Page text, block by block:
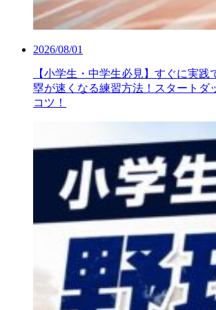
2026/08/01
【小学生・中学生必見】すぐに実践
塁が速くなる練習方法！スタートダ
コツ！